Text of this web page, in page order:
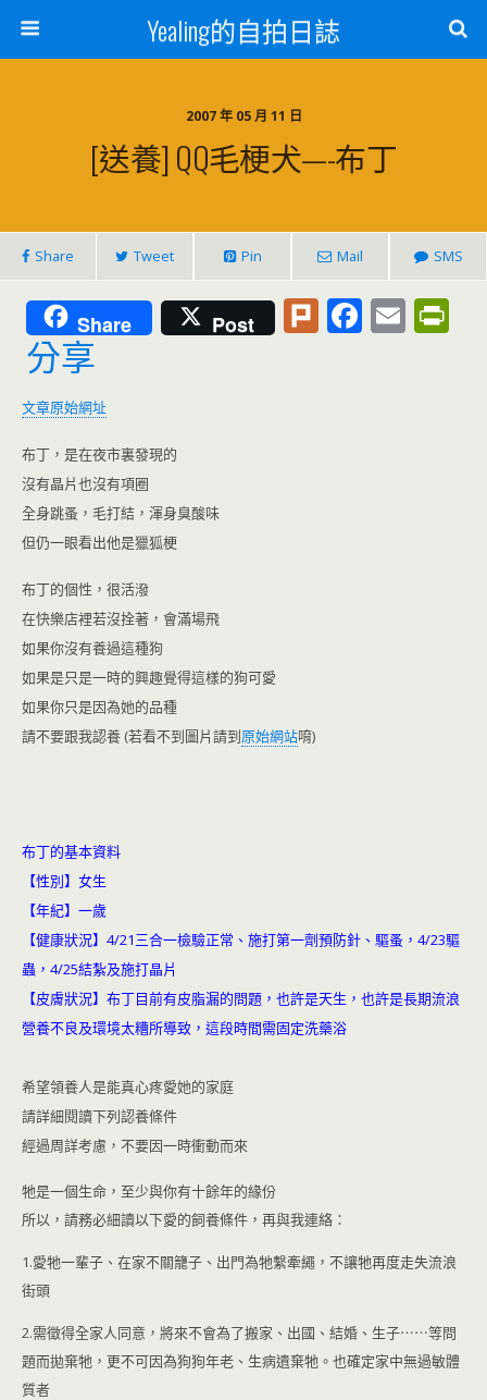
Yealing的自拍日誌
2007 年 05 月 11 日
[送養] QQ毛梗犬—-布丁
Share Tweet Pin Mail SMS
Share Post Pl F E
分享
文章原始網址
布丁，是在夜市裏發現的
沒有晶片也沒有項圈
全身跳蚤，毛打結，渾身臭酸味
但仍一眼看出他是獵狐梗
布丁的個性，很活潑
在快樂店裡若沒拴著，會滿場飛
如果你沒有養過這種狗
如果是只是一時的興趣覺得這樣的狗可愛
如果你只是因為她的品種
請不要跟我認養 (若看不到圖片請到原始網站唷)
布丁的基本資料
【性別】女生
【年紀】一歲
【健康狀況】4/21三合一檢驗正常、施打第一劑預防針、驅蚤，4/23驅
蟲，4/25結紮及施打晶片
【皮膚狀況】布丁目前有皮脂漏的問題，也許是天生，也許是長期流浪
營養不良及環境太糟所導致，這段時間需固定洗藥浴
希望領養人是能真心疼愛她的家庭
請詳細閱讀下列認養條件
經過周詳考慮，不要因一時衝動而來
牠是一個生命，至少與你有十餘年的緣份
所以，請務必細讀以下愛的飼養條件，再與我連絡：
1.愛牠一輩子、在家不關籠子、出門為牠繫牽繩，不讓牠再度走失流浪
街頭
2.需徵得全家人同意，將來不會為了搬家、出國、結婚、生子⋯⋯等問
題而拋棄牠，更不可因為狗狗年老、生病遺棄牠。也確定家中無過敏體
質者